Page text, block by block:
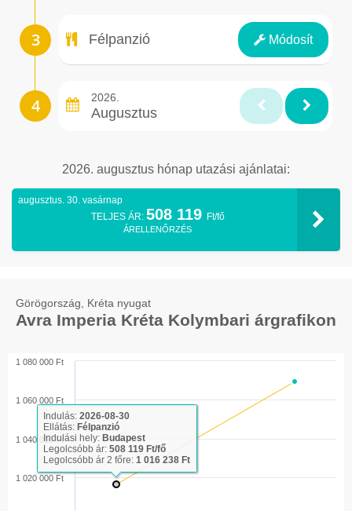
Félpanzió Módosít
Ellátás
2026.
Augusztus
2026. augusztus hónap utazási ajánlatai:
augusztus. 30. vasárnap
TELJES ÁR: 508 119 Ft/fő
ÁRELLENŐRZÉS
Görögország, Kréta nyugat
Avra Imperia Kréta Kolymbari árgrafikon
1 020 000 Ft
1 040 000 Ft
1 060 000 Ft
1 080 000 Ft
Indulás: 2026-08-30
Ellátás: Félpanzió
Indulási hely: Budapest
Legolcsóbb ár: 508 119 Ft/fő
Legolcsóbb ár 2 főre: 1 016 238 Ft